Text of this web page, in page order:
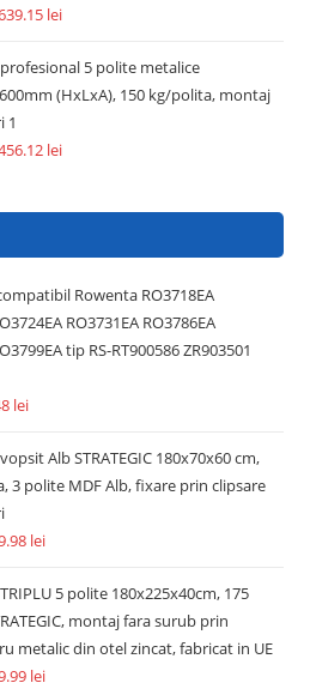
lei
5 polite metalice
(HxLxA), 150 kg/polita, montaj
1
lei
Rowenta RO3718EA
RO3731EA RO3786EA
tip RS-RT900586 ZR903501
lei
Alb STRATEGIC 180x70x60 cm,
3 polite MDF Alb, fixare prin clipsare
lei
5 polite 180x225x40cm, 175
montaj fara surub prin
metalic din otel zincat, fabricat in UE
lei